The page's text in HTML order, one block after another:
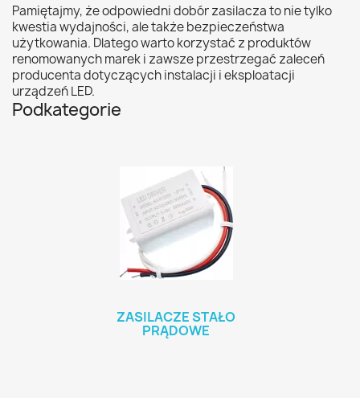
Pamiętajmy, że odpowiedni dobór zasilacza to nie tylko
kwestia wydajności, ale także bezpieczeństwa
użytkowania. Dlatego warto korzystać z produktów
renomowanych marek i zawsze przestrzegać zaleceń
producenta dotyczących instalacji i eksploatacji
urządzeń LED.
Podkategorie
ZASILACZE STAŁO
PRĄDOWE